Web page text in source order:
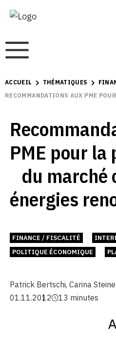
ACCUEIL THÉMATIQUES
RECOMMANDATIONS AUX PME
PME pour
du marché
énergies
FINANCE / FISCALITÉ
POLITIQUE ÉCONOMIQUE
Patrick Bertschi, Carina
01.11.2012
13 minutes